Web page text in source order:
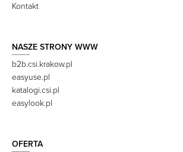
Kontakt
NASZE STRONY WWW
b2b.csi.krakow.pl
easyuse.pl
katalogi.csi.pl
easylook.pl
OFERTA